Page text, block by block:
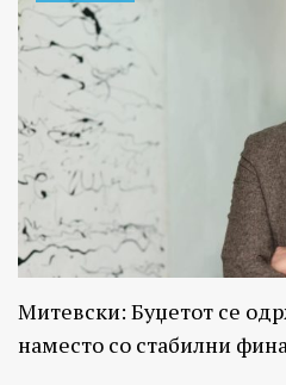
Митевски: Буџетот се
наместо со стабилни